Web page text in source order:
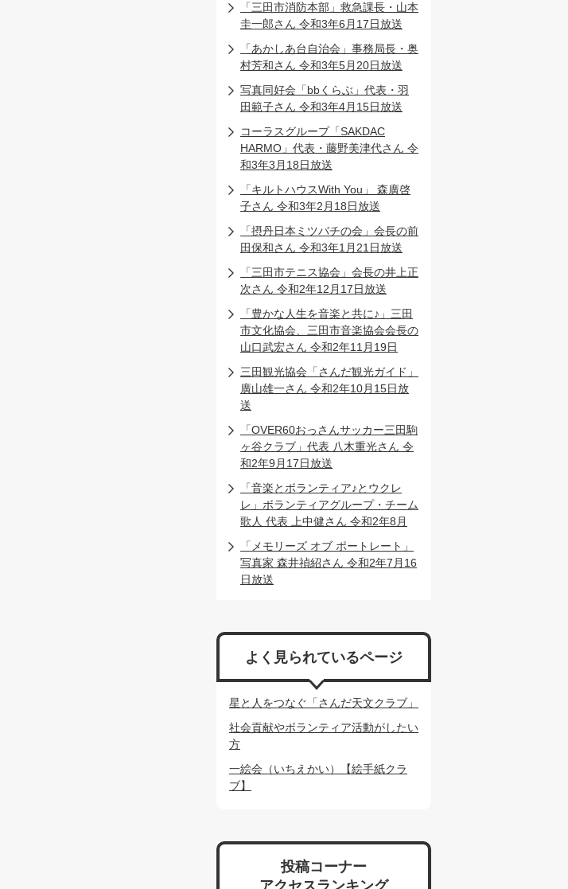
「三田市消防本部」救急課長・山本
圭一郎さん 令和3年6月17日放送
「あかしあ台自治会」事務局長・奥
村芳和さん 令和3年5月20日放送
写真同好会「bbくらぶ」代表・羽
田範子さん 令和3年4月15日放送
コーラスグループ「SAKDAC
HARMO」代表・藤野美津代さん 令
和3年3月18日放送
「キルトハウスWith You」 森廣啓
子さん 令和3年2月18日放送
「摂丹日本ミツバチの会」会長の前
田保和さん 令和3年1月21日放送
「三田市テニス協会」会長の井上正
次さん 令和2年12月17日放送
「豊かな人生を音楽と共に♪」三田
市文化協会、三田市音楽協会会長の
山口武宏さん 令和2年11月19日
三田観光協会「さんだ観光ガイド」
廣山雄一さん 令和2年10月15日放
送
「OVER60おっさんサッカー三田駒
ヶ谷クラブ」代表 八木重光さん 令
和2年9月17日放送
「音楽とボランティア♪とウクレ
レ」ボランティアグループ・チーム
歌人 代表 上中健さん 令和2年8月
「メモリーズ オブ ポートレート」
写真家 森井禎紹さん 令和2年7月16
日放送
よく見られているページ
星と人をつなぐ「さんだ天文クラブ」
社会貢献やボランティア活動がしたい
方
一絵会（いちえかい）【絵手紙クラ
ブ】
投稿コーナー
アクセスランキング